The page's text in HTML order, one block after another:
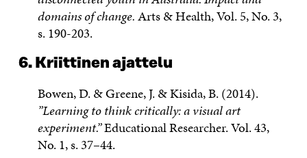
domains of change.Arts & Health, Vol. 5, No. 3,
s. 190-203.
6. Kriittinen ajattelu
Bowen, D. & Greene, J. & Kisida, B. (2014).
”Learning to think critically: a visual art
experiment.”Educational Researcher. Vol. 43,
No. 1, s. 37–44.